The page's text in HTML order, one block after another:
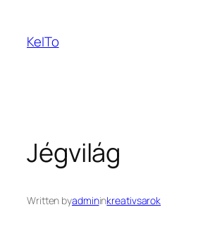
tartalomhoz
KeITo
Jégvilág
Written byadmininkreativsarok